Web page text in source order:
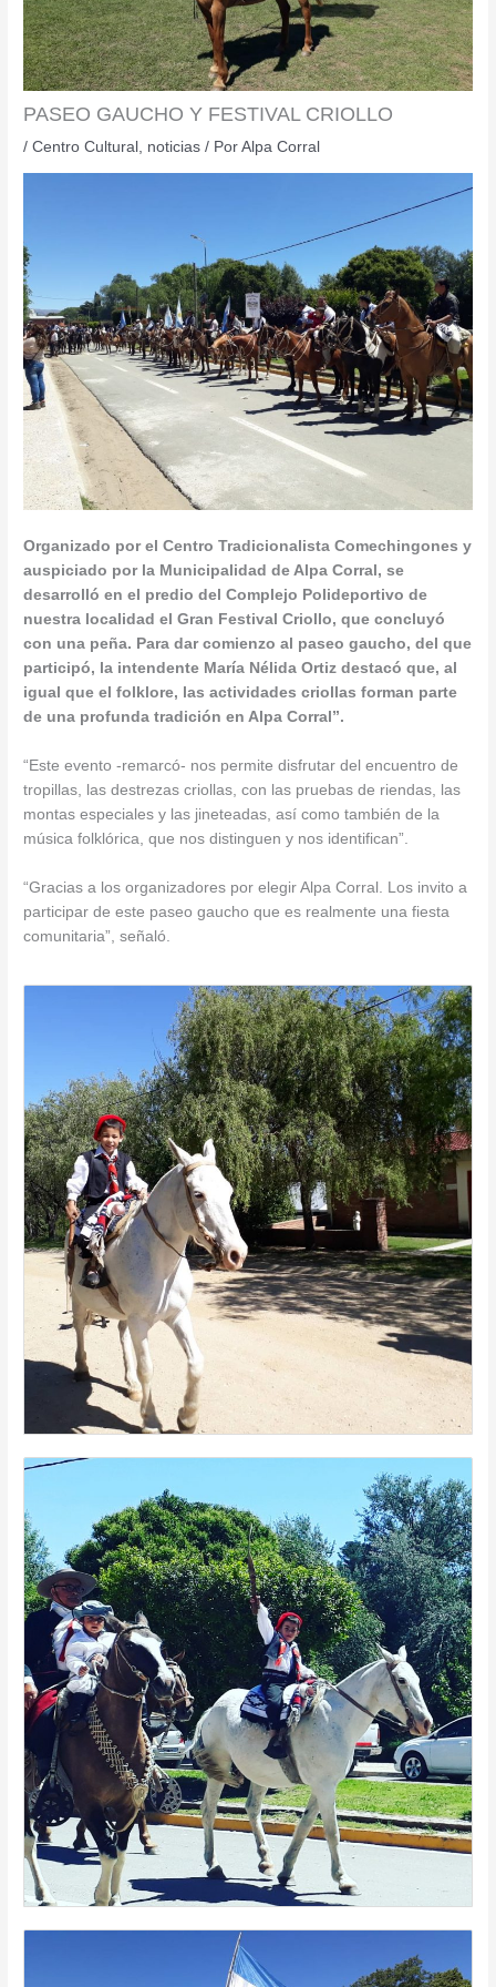
PASEO GAUCHO Y FESTIVAL CRIOLLO
/Centro Cultural , noticias / PorAlpa Corral
Organizado por el Centro Tradicionalista Comechingones y
auspiciado por la Municipalidad de Alpa Corral, se
desarrolló en el predio del Complejo Polideportivo de
nuestra localidad el Gran Festival Criollo, que concluyó
con una peña. Para dar comienzo al paseo gaucho, del que
participó, la intendente María Nélida Ortiz destacó que, al
igual que el folklore, las actividades criollas forman parte
de una profunda tradición en Alpa Corral”.
“Este evento -remarcó- nos permite disfrutar del encuentro de
tropillas, las destrezas criollas, con las pruebas de riendas, las
montas especiales y las jineteadas, así como también de la
música folklórica, que nos distinguen y nos identifican”.
“Gracias a los organizadores por elegir Alpa Corral. Los invito a
participar de este paseo gaucho que es realmente una fiesta
comunitaria”, señaló.